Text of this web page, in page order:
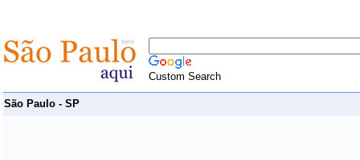
Custom Search
São Paulo - SP